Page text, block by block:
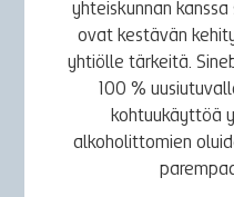
yhteiskunnan
ovat kestävän
yhtiölle tärkeitä.
100 %
kohtuukäyttöä
alkoholittomien